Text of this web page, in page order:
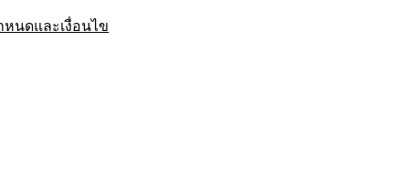
นดและเงื่อนไข